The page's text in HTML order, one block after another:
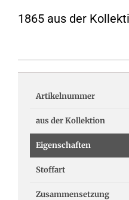
1865 aus der
Artikelnummer
aus der Kollektion
Eigenschaften
Stoffart
Zusammensetzung